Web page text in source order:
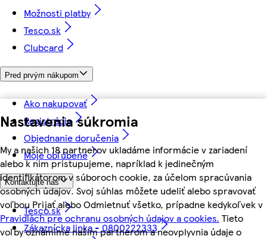
Nastavenia súkromia
My a našich 18 partnerov ukladáme informácie v zariadení
alebo k nim pristupujeme, napríklad k jedinečným
identifikátorom v súboroch cookie, za účelom spracúvania
osobných údajov. Svoj súhlas môžete udeliť alebo spravovať
voľbou Prijať alebo Odmietnuť všetko, prípadne kedykoľvek v
Pravidlách pre ochranu osobných údajov a cookies. Tieto
voľby oznámime našim partnerom a neovplyvnia údaje o
Možnosti platby
Tesco.sk
Clubcard
Pred prvým nákupom
Ako nakupovať
Registrácia
Objednanie doručenia
Moje obľúbené
Kontaktujte nás
Tesco.sk
Zákaznícka linka - 0800222333